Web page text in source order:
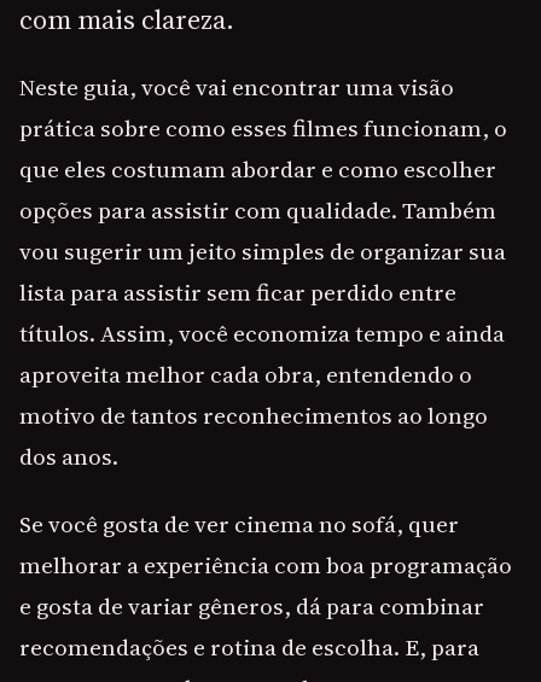
com mais clareza.
Neste guia, você vai encontrar uma visão
prática sobre como esses filmes funcionam, o
que eles costumam abordar e como escolher
opções para assistir com qualidade. Também
vou sugerir um jeito simples de organizar sua
lista para assistir sem ficar perdido entre
títulos. Assim, você economiza tempo e ainda
aproveita melhor cada obra, entendendo o
motivo de tantos reconhecimentos ao longo
dos anos.
Se você gosta de ver cinema no sofá, quer
melhorar a experiência com boa programação
e gosta de variar gêneros, dá para combinar
recomendações e rotina de escolha. E, para